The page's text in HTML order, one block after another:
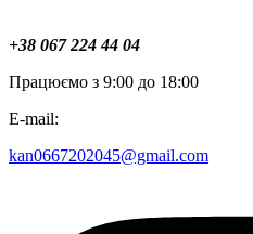
+38 067 224 44 04
Працюємо з 9:00 до 18:00
E-mail:
kan0667202045@gmail.com